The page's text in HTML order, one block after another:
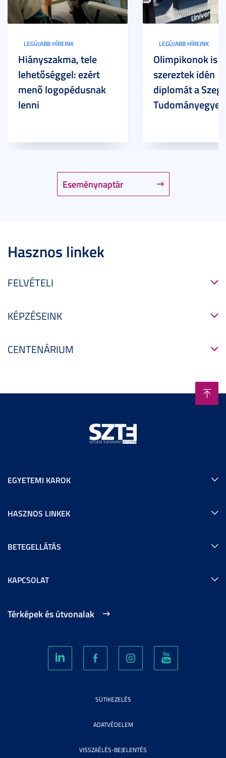
Eseménynaptár
LEGÚJABB HÍREINK
Hiányszakma, tele
lehetőséggel: ezért
menő logopédusnak
lenni
LEGÚJABB HÍREINK
Olimpikonok is
szereztek idén
diplomát a
Hasznos linkek
FELVÉTELI
KÉPZÉSEINK
CENTENÁRIUM
EGYETEMI KAROK
HASZNOS LINKEK
BETEGELLÁTÁS
KAPCSOLAT
Térképek és útvonalak
SÜTIKEZELÉS
ADATVÉDELEM
VISSZAÉLÉS-BEJELENTÉS